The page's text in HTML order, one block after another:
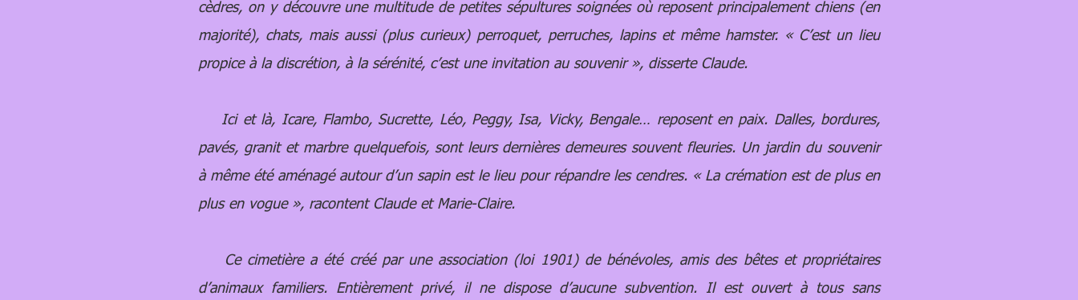
cèdres, on y découvre une multitude de petites sépultures soignées où reposent principalement chiens (en
majorité), chats, mais aussi (plus curieux) perroquet, perruches, lapins et même hamster. « C’est un lieu
propice à la discrétion, à la sérénité, c’est une invitation au souvenir », disserte Claude.
Ici et là, Icare, Flambo, Sucrette, Léo, Peggy, Isa, Vicky, Bengale… reposent en paix. Dalles, bordures,
pavés, granit et marbre quelquefois, sont leurs dernières demeures souvent fleuries. Un jardin du souvenir
à même été aménagé autour d’un sapin est le lieu pour répandre les cendres. « La crémation est de plus en
plus en vogue », racontent Claude et Marie-Claire.
Ce cimetière a été créé par une association (loi 1901) de bénévoles, amis des bêtes et propriétaires
d’animaux familiers. Entièrement privé, il ne dispose d’aucune subvention. Il est ouvert à tous sans